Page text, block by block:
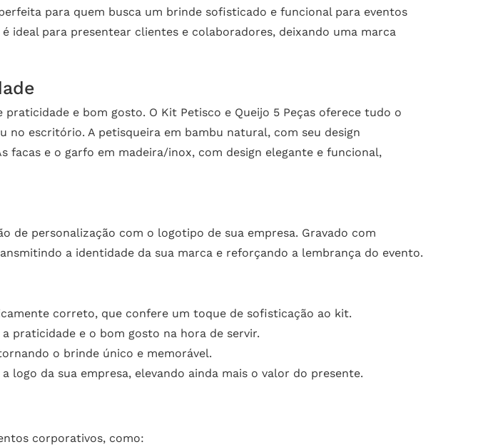
para quem busca um brinde sofisticado e funcional para eventos
ideal para presentear clientes e colaboradores, deixando uma marca
e bom gosto. O Kit Petisco e Queijo 5 Peças oferece tudo o
no escritório. A petisqueira em bambu natural, com seu design
e o garfo em madeira/inox, com design elegante e funcional,
de personalização com o logotipo de sua empresa. Gravado com
a identidade da sua marca e reforçando a lembrança do evento.
correto, que confere um toque de sofisticação ao kit.
praticidade e o bom gosto na hora de servir.
o brinde único e memorável.
logo da sua empresa, elevando ainda mais o valor do presente.
corporativos, como: